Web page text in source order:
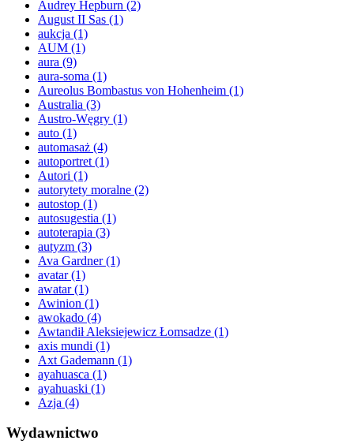
Audrey Hepburn (2)
August II Sas (1)
aukcja (1)
AUM (1)
aura (9)
aura-soma (1)
Aureolus Bombastus von Hohenheim (1)
Australia (3)
Austro-Węgry (1)
auto (1)
automasaż (4)
autoportret (1)
Autori (1)
autorytety moralne (2)
autostop (1)
autosugestia (1)
autoterapia (3)
autyzm (3)
Ava Gardner(1)
avatar(1)
awatar(1)
Awinion (1)
awokado (4)
Awtandił Aleksiejewicz Łomsadze (1)
axis mundi (1)
Axt Gademann (1)
ayahuasca (1)
ayahuaski (1)
Azja (4)
Wydawnictwo